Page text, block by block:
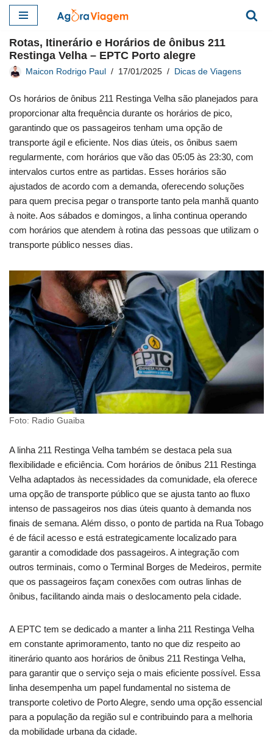
para
o
conteúdo
Rotas, Itinerário e Horários de ônibus 211
Restinga Velha – EPTC Porto alegre
Maicon Rodrigo Paul 17/01/2025 Dicas de Viagens
Os horários de ônibus 211 Restinga Velha são planejados para
proporcionar alta frequência durante os horários de pico,
garantindo que os passageiros tenham uma opção de
transporte ágil e eficiente. Nos dias úteis, os ônibus saem
regularmente, com horários que vão das 05:05 às 23:30, com
intervalos curtos entre as partidas. Esses horários são
ajustados de acordo com a demanda, oferecendo soluções
para quem precisa pegar o transporte tanto pela manhã quanto
à noite. Aos sábados e domingos, a linha continua operando
com horários que atendem à rotina das pessoas que utilizam o
transporte público nesses dias.
Foto: Radio Guaiba
A linha 211 Restinga Velha também se destaca pela sua
flexibilidade e eficiência. Com horários de ônibus 211 Restinga
Velha adaptados às necessidades da comunidade, ela oferece
uma opção de transporte público que se ajusta tanto ao fluxo
intenso de passageiros nos dias úteis quanto à demanda nos
finais de semana. Além disso, o ponto de partida na Rua Tobago
é de fácil acesso e está estrategicamente localizado para
garantir a comodidade dos passageiros. A integração com
outros terminais, como o Terminal Borges de Medeiros, permite
que os passageiros façam conexões com outras linhas de
ônibus, facilitando ainda mais o deslocamento pela cidade.
A EPTC tem se dedicado a manter a linha 211 Restinga Velha
em constante aprimoramento, tanto no que diz respeito ao
itinerário quanto aos horários de ônibus 211 Restinga Velha,
para garantir que o serviço seja o mais eficiente possível. Essa
linha desempenha um papel fundamental no sistema de
transporte coletivo de Porto Alegre, sendo uma opção essencial
para a população da região sul e contribuindo para a melhoria
da mobilidade urbana da cidade.